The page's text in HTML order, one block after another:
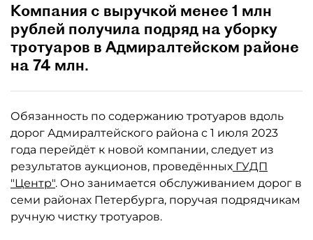
Компания с выручкой менее 1 млн
рублей получила подряд на уборку
тротуаров в Адмиралтейском районе
на 74 млн.
Обязанность по содержанию тротуаров вдоль
дорог Адмиралтейского района с 1 июля 2023
года перейдёт к новой компании, следует из
результатов аукционов, проведённых ГУДП
"Центр". Оно занимается обслуживанием дорог в
семи районах Петербурга, поручая подрядчикам
ручную чистку тротуаров.